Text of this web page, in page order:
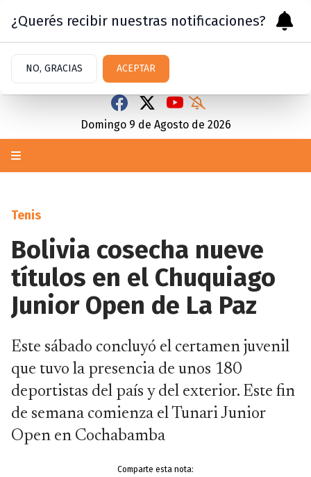
Domingo 9 de Agosto de 2026
Tenis
Bolivia cosecha nueve
títulos en el Chuquiago
Junior Open de La Paz
Este sábado concluyó el certamen juvenil
que tuvo la presencia de unos 180
deportistas del país y del exterior. Este fin
de semana comienza el Tunari Junior
Open en Cochabamba
Comparte esta nota:
¿Querés recibir nuestras notificaciones?
NO, GRACIAS ACEPTAR